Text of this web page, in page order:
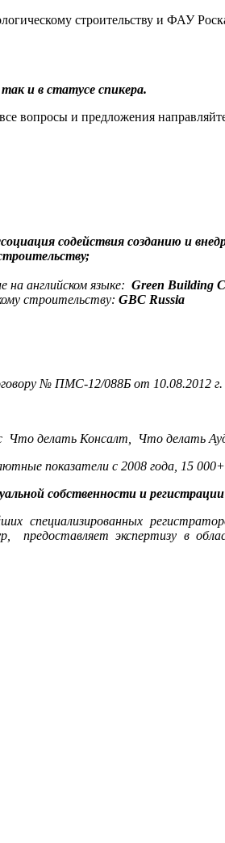
строительству и ФАУ
и в статусе спикера.
вопросы и предложения
содействия созданию и
на английском языке: Green Building
строительству: GBC Russia
№ ПМС-12/088Б от 10.08.2012 г.
делать Консалт, Что делать
показатели с 2008 года, 15
собственности и
специализированных
предоставляет экспертизу в